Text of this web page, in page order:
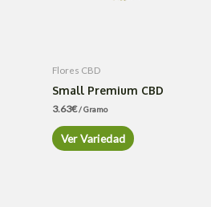
Flores CBD
Small Premium CBD
3.63€/ Gramo
Ver Variedad